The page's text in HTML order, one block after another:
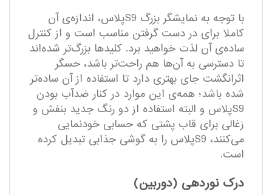
با توجه به نمایشگر بزرگ S9پلاس، اندازه‌ی آن
کاملا برای در دست گرفتن مناسب است و از کنترل
ساده‌ی آن لذت خواهید برد. کلید‌ها بزرگ‌تر شده‌اند
تا دسترسی به آن‌ها هم راحت‌تر باشد، حسگر
اثرانگشت جای بهتری دارد تا استفاده از آن ساده‌تر
شده باشد؛ همه‌ی این موارد در کنار ضدآب بودن
S9پلاس و البته استفاده از دو رنگ جدید بنفش و
زغالی برای قاب پشتی که حسابی خودنمایی
می‌کنند، S9پلاس را به گوشی جذابی تبدیل کرده
است.
درک نوردهی (دوربین)